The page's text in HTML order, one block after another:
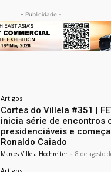
- Publicidade -
Artigos
Cortes do Villela #351 |
inicia série de encontros
presidenciáveis e
Ronaldo Caiado
Marcos Villela Hochreiter - 8 de agosto